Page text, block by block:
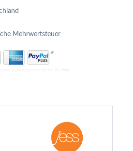
Mehrwertsteuer
*
Zahlungsarten finden Sie hier